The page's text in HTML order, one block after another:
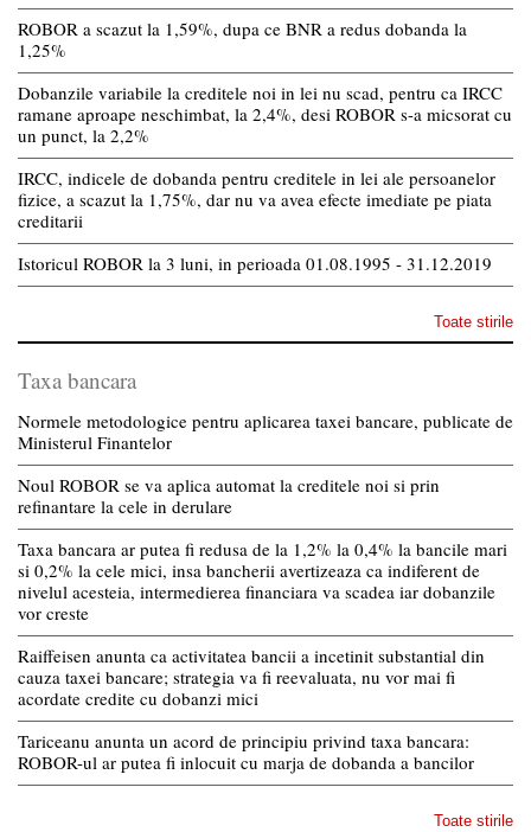
ROBOR a scazut la 1,59%, dupa ce BNR a redus dobanda la
1,25%
Dobanzile variabile la creditele noi in lei nu scad, pentru ca IRCC
ramane aproape neschimbat, la 2,4%, desi ROBOR s-a micsorat cu
un punct, la 2,2%
IRCC, indicele de dobanda pentru creditele in lei ale persoanelor
fizice, a scazut la 1,75%, dar nu va avea efecte imediate pe piata
creditarii
Istoricul ROBOR la 3 luni, in perioada 01.08.1995 - 31.12.2019
Toate stirile
Taxa bancara
Normele metodologice pentru aplicarea taxei bancare, publicate de
Ministerul Finantelor
Noul ROBOR se va aplica automat la creditele noi si prin
refinantare la cele in derulare
Taxa bancara ar putea fi redusa de la 1,2% la 0,4% la bancile mari
si 0,2% la cele mici, insa bancherii avertizeaza ca indiferent de
nivelul acesteia, intermedierea financiara va scadea iar dobanzile
vor creste
Raiffeisen anunta ca activitatea bancii a incetinit substantial din
cauza taxei bancare; strategia va fi reevaluata, nu vor mai fi
acordate credite cu dobanzi mici
Tariceanu anunta un acord de principiu privind taxa bancara:
ROBOR-ul ar putea fi inlocuit cu marja de dobanda a bancilor
Toate stirile